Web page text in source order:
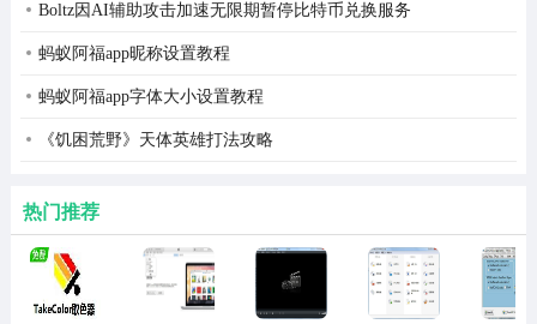
Boltz因AI辅助攻击加速无限期暂停比特币兑换服务
蚂蚁阿福app昵称设置教程
蚂蚁阿福app字体大小设置教程
《饥困荒野》天体英雄打法攻略
热门推荐